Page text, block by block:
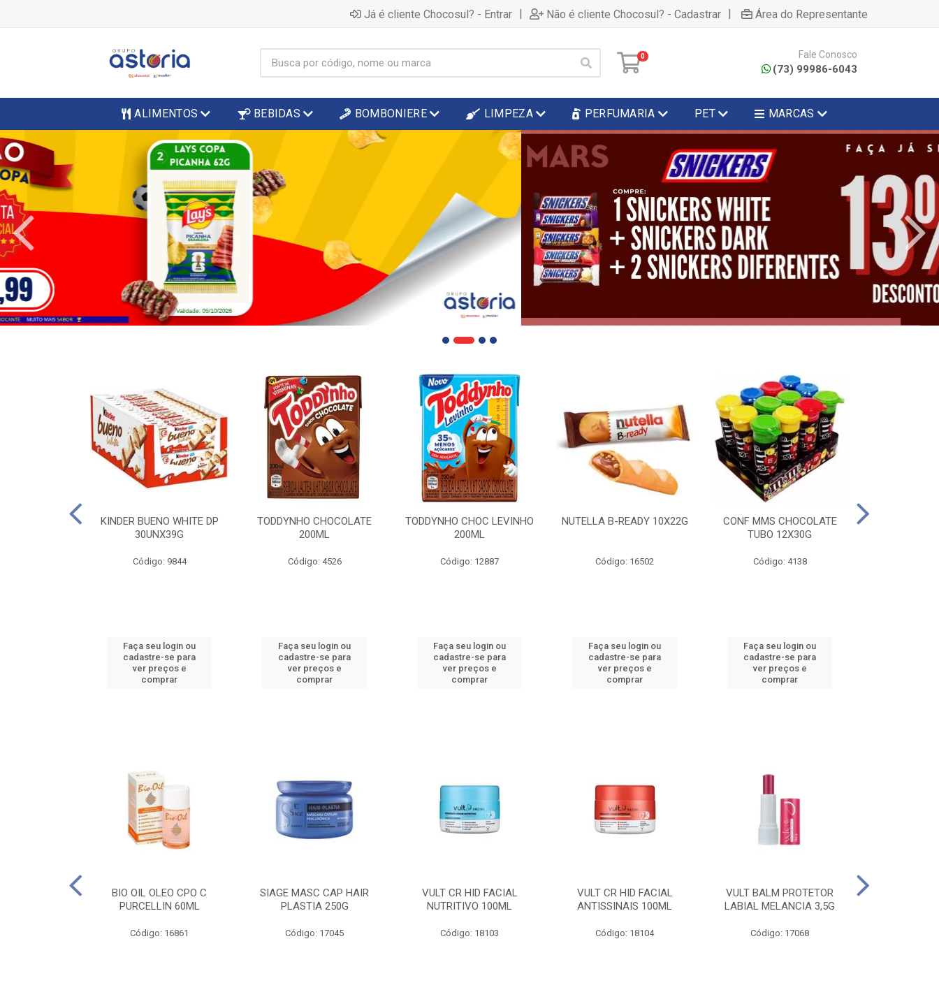
Já é cliente Chocosul? - Entrar | Não é cliente Chocosul? - Cadastrar | Área do Representante
0 Fale Conosco
(73) 99986-6043
ALIMENTOS BEBIDAS BOMBONIERE LIMPEZA PERFUMARIA PET MARCAS
KINDER BUENO WHITE DP
30UNX39G
Código: 9844
Faça seu login ou
cadastre-se para
ver preços e
comprar
TODDYNHO CHOCOLATE
200ML
Código: 4526
Faça seu login ou
cadastre-se para
ver preços e
comprar
TODDYNHO CHOC LEVINHO
200ML
Código: 12887
Faça seu login ou
cadastre-se para
ver preços e
comprar
NUTELLA B-READY 10X22G
Código: 16502
Faça seu login ou
cadastre-se para
ver preços e
comprar
CONF MMS CHOCOLATE
TUBO 12X30G
Código: 4138
Faça seu login ou
cadastre-se para
ver preços e
comprar
BIO OIL OLEO CPO C
PURCELLIN 60ML
Código: 16861
SIAGE MASC CAP HAIR
PLASTIA 250G
Código: 17045
VULT CR HID FACIAL
NUTRITIVO 100ML
Código: 18103
VULT CR HID FACIAL
ANTISSINAIS 100ML
Código: 18104
VULT BALM PROTETOR
LABIAL MELANCIA 3,5G
Código: 17068